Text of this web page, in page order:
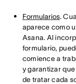
Formularios.
aparece como
Asana. Al
formulario,
comience a
y garantizar
de tratar cada